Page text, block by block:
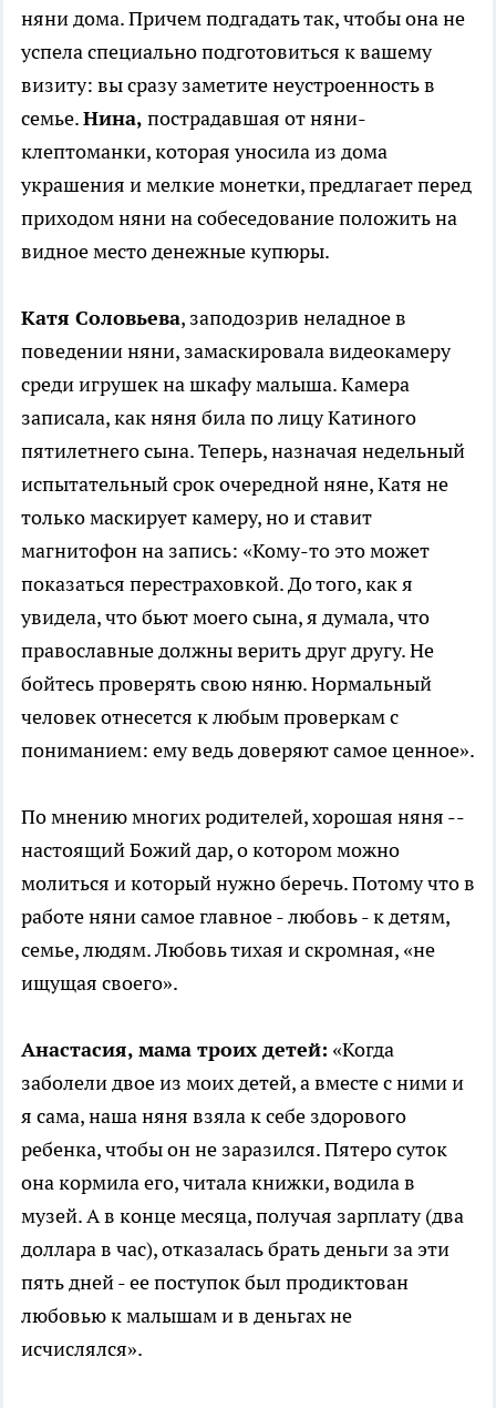
няни дома. Причем подгадать так, чтобы она не
успела специально подготовиться к вашему
визиту: вы сразу заметите неустроенность в
семье.Нина, пострадавшая от няни-
клептоманки, которая уносила из дома
украшения и мелкие монетки, предлагает перед
приходом няни на собеседование положить на
видное место денежные купюры.
Катя Соловьева, заподозрив неладное в
поведении няни, замаскировала видеокамеру
среди игрушек на шкафу малыша. Камера
записала, как няня била по лицу Катиного
пятилетнего сына. Теперь, назначая недельный
испытательный срок очередной няне, Катя не
только маскирует камеру, но и ставит
магнитофон на запись: «Кому-то это может
показаться перестраховкой. До того, как я
увидела, что бьют моего сына, я думала, что
православные должны верить друг другу. Не
бойтесь проверять свою няню. Нормальный
человек отнесется к любым проверкам с
пониманием: ему ведь доверяют самое ценное».
По мнению многих родителей, хорошая няня --
настоящий Божий дар, о котором можно
молиться и который нужно беречь. Потому что в
работе няни самое главное - любовь - к детям,
семье, людям. Любовь тихая и скромная, «не
ищущая своего».
Анастасия, мама троих детей: «Когда
заболели двое из моих детей, а вместе с ними и
я сама, наша няня взяла к себе здорового
ребенка, чтобы он не заразился. Пятеро суток
она кормила его, читала книжки, водила в
музей. А в конце месяца, получая зарплату (два
доллара в час), отказалась брать деньги за эти
пять дней - ее поступок был продиктован
любовью к малышам и в деньгах не
исчислялся».